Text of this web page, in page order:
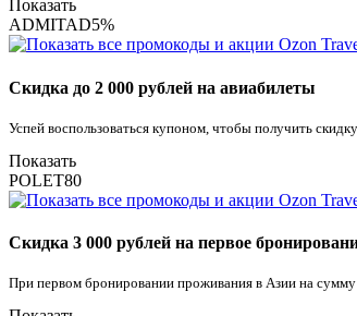
Показать
ADMITAD5%
Скидка до 2 000 рублей на авиабилеты
Успей воспользоваться купоном, чтобы получить
Показать
POLET80
Скидка 3 000 рублей на первое
При первом бронировании проживания в Азии на